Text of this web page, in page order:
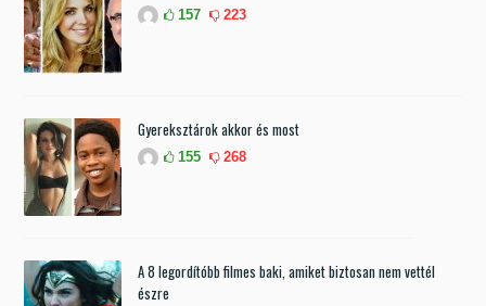
157 223
Gyereksztárok akkor és most
155 268
A 8 legordítóbb filmes baki, amiket biztosan nem vettél
észre